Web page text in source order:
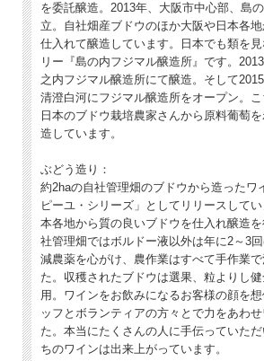
ことを目指しているのです。 そして、この大阪 White
良いとこ取りをして、私たちのデラウェアをマル っと 1
イン。ヴィンテージごとでブレンド比は異なりますが、
ェアの体現ともいえる 1 本なので、ぜひ飲んで知ってい
●テクニカルノート●
の開放タンクで 2 週間の自然発酵。 澱引き時に 20ppm
ステンレスタンクで約 11 ヶ月間の熟成。それとは別に
酵。主発酵終了後、メンブレンプレス機で搾汁し
ヴェヴリで 10 ヶ月の 熟成。ボトリング 1 カ月前にステ
を委託醸造。2013年、大阪市中心部、島
立。自社畑産ブドウのほか大阪や日本各
仕入れて醸造しています。日本でも類を
リー『島の内フジマル醸造所』です。
之内フジマル醸造所にて醸造。そして
清澄白河にフジマル醸造所をオープン。
日本のブドウ栽培農家さんから原料葡萄
造しています。
ぶどう造り：
約2haの自社管理畑のブドウから造ったワ
ピーユ・シリーズ」としてリリースして
本各地から質の良いブドウを仕入れ醸造
社管理畑ではボルドー液以外は年に2～3
減農薬を心がけ、農作業はすべて手作業
た。収穫されたブドウは選果、粒よりし
用。ワインをお飲みになるお客様の顔を
ッフとボランティアの方々とで力をあわ
た。本当にたくさんの人に手伝っていた
ちのワインは出来上がっています。